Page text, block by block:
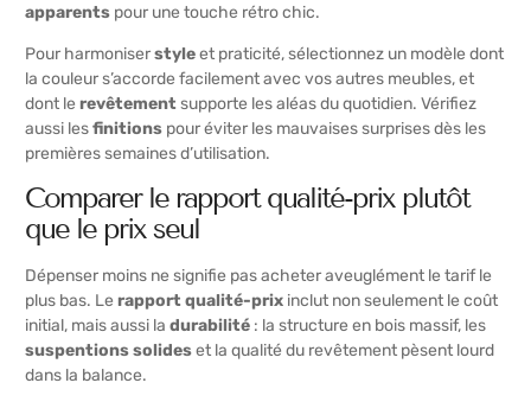
apparents pour une touche rétro chic.
Pour harmoniserstyleet praticité, sélectionnez un modèle dont
la couleur s’accorde facilement avec vos autres meubles, et
dont le revêtementsupporte les aléas du quotidien. Vérifiez
aussi lesfinitions pour éviter les mauvaises surprises dès les
premières semaines d’utilisation.
Comparer le rapport qualité-prix plutôt
que le prix seul
Dépenser moins ne signifie pas acheter aveuglément le tarif le
plus bas. Le rapport qualité-prix inclut non seulement le coût
initial, mais aussi la durabilité : la structure en bois massif, les
suspentions solideset la qualité du revêtement pèsent lourd
dans la balance.